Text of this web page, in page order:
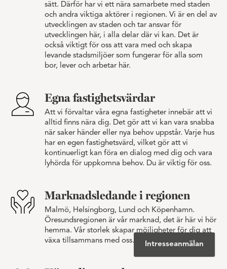
sätt. Därför har vi ett nära samarbete med staden
och andra viktiga aktörer i regionen. Vi är en del av
utvecklingen av staden och tar ansvar för
utvecklingen här, i alla delar där vi kan. Det är
också viktigt för oss att vara med och skapa
levande stadsmiljöer som fungerar för alla som
bor, lever och arbetar här.
Egna fastighetsvärdar
Att vi förvaltar våra egna fastigheter innebär att vi
alltid finns nära dig. Det gör att vi kan vara snabba
när saker händer eller nya behov uppstår. Varje hus
har en egen fastighetsvärd, vilket gör att vi
kontinuerligt kan föra en dialog med dig och vara
lyhörda för uppkomna behov. Du är viktig för oss.
Marknadsledande i regionen
Malmö, Helsingborg, Lund och Köpenhamn.
Öresundsregionen är vår marknad, det är här vi hör
hemma. Vår storlek skapar möjligheter för dig att
växa tillsammans med oss.
Intresseanmälan